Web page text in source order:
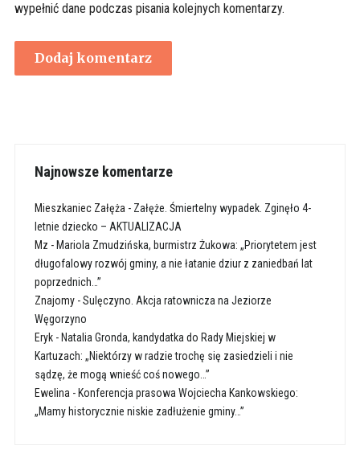
wypełnić dane podczas pisania kolejnych komentarzy.
Najnowsze komentarze
Mieszkaniec Załęża- Załęże. Śmiertelny wypadek. Zginęło 4-
letnie dziecko – AKTUALIZACJA
Mz - Mariola Zmudzińska, burmistrz Żukowa: „Priorytetem jest
długofalowy rozwój gminy, a nie łatanie dziur z zaniedbań lat
poprzednich…”
Znajomy-Sulęczyno. Akcja ratownicza na Jeziorze
Węgorzyno
Eryk- Natalia Gronda, kandydatka do Rady Miejskiej w
Kartuzach: „Niektórzy w radzie trochę się zasiedzieli i nie
sądzę, że mogą wnieść coś nowego…”
Ewelina- Konferencja prasowa Wojciecha Kankowskiego:
„Mamy historycznie niskie zadłużenie gminy…”